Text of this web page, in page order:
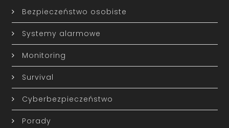
Bezpieczeństwo osobiste
Systemy alarmowe
Monitoring
Survival
Cyberbezpieczeństwo
Porady